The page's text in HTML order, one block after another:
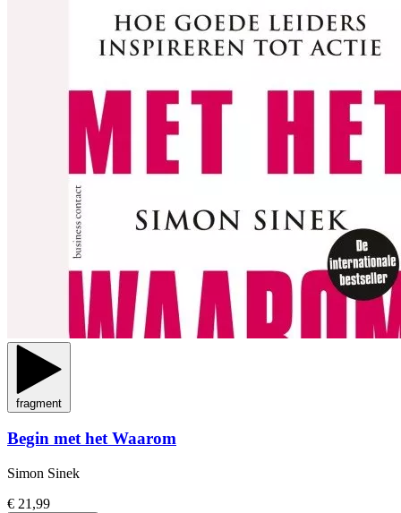
fragment
Begin met het Waarom
Simon Sinek
€ 21,99